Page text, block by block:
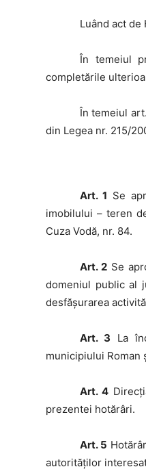
Luând act de
În temeiul
completările
În temeiul
din Legea nr. 215/
Art. 1 Se
imobilului – teren
Cuza Vodă, nr. 84.
Art. 2 Se
domeniul public al
desfășurarea
Art. 3 La
municipiului Roman
Art. 4
prezentei hotărâri.
Art. 5
autorităţilor